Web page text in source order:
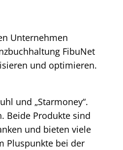
Unternehmen
FibuNet
und optimieren.
und „Starmoney“.
Beide Produkte sind
und bieten viele
Pluspunkte bei der